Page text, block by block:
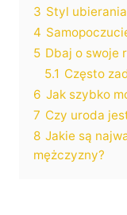
3 Styl
4
5 Dbaj o swoje
5.1 Często
6 Jak szybko
7 Czy uroda
8 Jakie są
mężczyzny?